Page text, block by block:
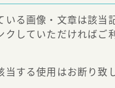
いる画像・文章は該当
クしていただければご
当する使用はお断り致